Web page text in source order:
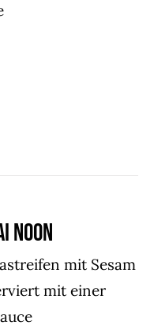
NOON
mit Sesam
mit einer